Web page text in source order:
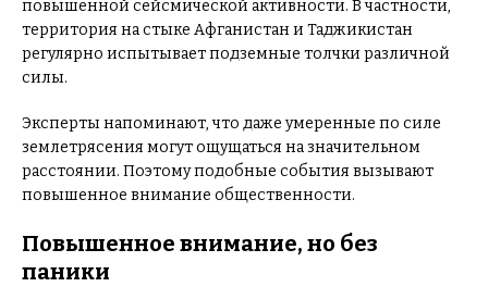
повышенной сейсмической активности. В частности,
территория на стыке Афганистан и Таджикистан
регулярно испытывает подземные толчки различной
силы.
Эксперты напоминают, что даже умеренные по силе
землетрясения могут ощущаться на значительном
расстоянии. Поэтому подобные события вызывают
повышенное внимание общественности.
Повышенное внимание, но без
паники